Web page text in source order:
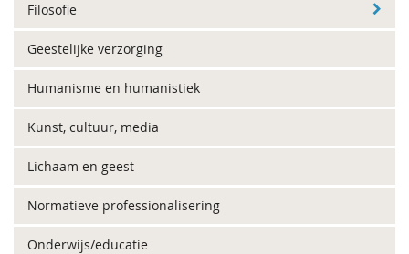
Filosofie
Geestelijke verzorging
Humanisme en humanistiek
Kunst, cultuur, media
Lichaam en geest
Normatieve professionalisering
Onderwijs/educatie